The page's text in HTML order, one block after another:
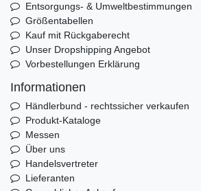
Entsorgungs- & Umweltbestimmungen
Größentabellen
Kauf mit Rückgaberecht
Unser Dropshipping Angebot
Vorbestellungen Erklärung
Informationen
Händlerbund - rechtssicher verkaufen
Produkt-Kataloge
Messen
Über uns
Handelsvertreter
Lieferanten